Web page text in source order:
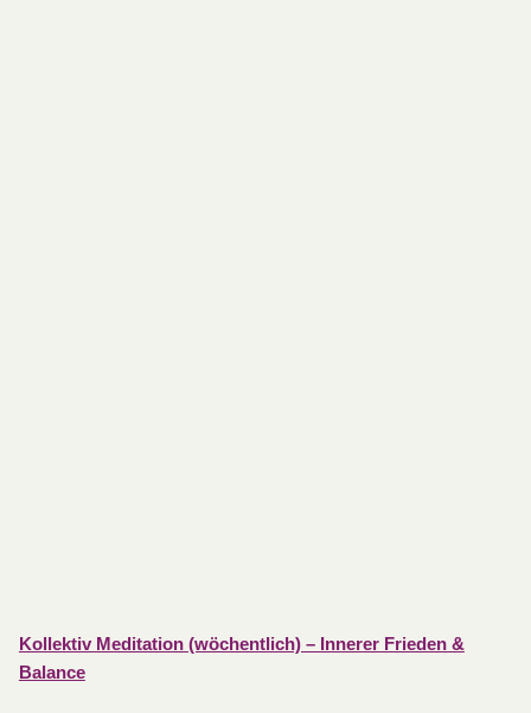
Kollektiv Meditation (wöchentlich) – Innerer Frieden &
Balance